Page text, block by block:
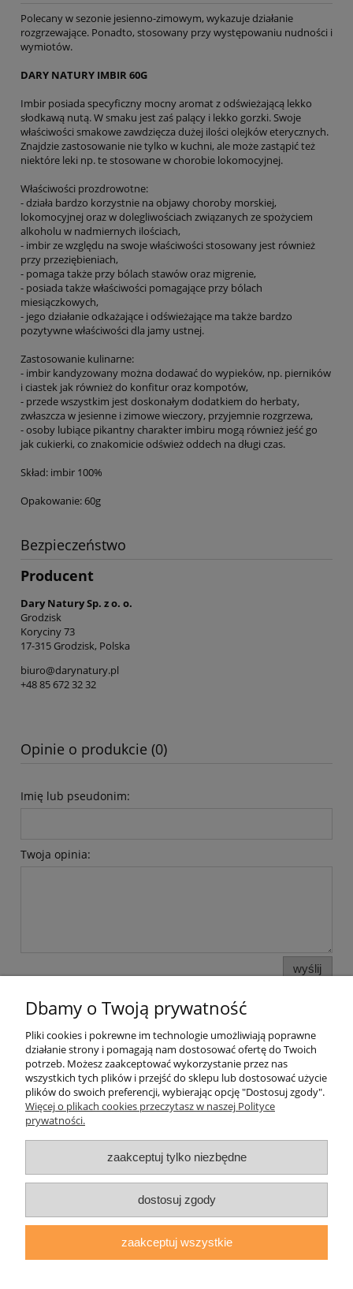
Polecany w sezonie jesienno-zimowym, wykazuje działanie
rozgrzewające. Ponadto, stosowany przy występowaniu nudności i
wymiotów.
DARY NATURY IMBIR 60G
Imbir posiada specyficzny mocny aromat z odświeżającą lekko
słodkawą nutą. W smaku jest zaś palący i lekko gorzki. Swoje
właściwości smakowe zawdzięcza dużej ilości olejków eterycznych.
Znajdzie zastosowanie nie tylko w kuchni, ale może zastąpić też
niektóre leki np. te stosowane w chorobie lokomocyjnej.
Właściwości prozdrowotne:
- działa bardzo korzystnie na objawy choroby morskiej,
lokomocyjnej oraz w dolegliwościach związanych ze spożyciem
alkoholu w nadmiernych ilościach,
- imbir ze względu na swoje właściwości stosowany jest również
przy przeziębieniach,
- pomaga także przy bólach stawów oraz migrenie,
- posiada także właściwości pomagające przy bólach
miesiączkowych,
- jego działanie odkażające i odświeżające ma także bardzo
pozytywne właściwości dla jamy ustnej.
Zastosowanie kulinarne:
- imbir kandyzowany można dodawać do wypieków, np. pierników
i ciastek jak również do konfitur oraz kompotów,
- przede wszystkim jest doskonałym dodatkiem do herbaty,
zwłaszcza w jesienne i zimowe wieczory, przyjemnie rozgrzewa,
- osoby lubiące pikantny charakter imbiru mogą również jeść go
jak cukierki, co znakomicie odśwież oddech na długi czas.
Skład: imbir 100%
Opakowanie: 60g
Bezpieczeństwo
Producent
Dary Natury Sp. z o. o.
Grodzisk
Koryciny 73
17-315 Grodzisk, Polska
biuro@darynatury.pl
+48 85 672 32 32
Opinie o produkcie (0)
Imię lub pseudonim:
Twoja opinia:
wyślij
Pomoc
Moje konto
Informacje
O nas
ul. Grodzka Nr 23, 67-200 Głogów | woj. dolnośląskie
| tel.: 513093168 | email:sklep@daryziol.pl| NIP: 6921579498 |
Dbamy o Twoją prywatność
Pliki cookies i pokrewne im technologie umożliwiają poprawne
działanie strony i pomagają nam dostosować ofertę do Twoich
potrzeb. Możesz zaakceptować wykorzystanie przez nas
wszystkich tych plików i przejść do sklepu lub dostosować użycie
plików do swoich preferencji, wybierając opcję "Dostosuj zgody".
Więcej o plikach cookies przeczytasz w naszej Polityce
prywatności.
zaakceptuj tylko niezbędne
dostosuj zgody
zaakceptuj wszystkie